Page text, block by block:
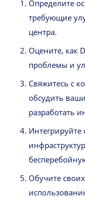
Определите
требующие
центра.
Оцените, как
проблемы и
Свяжитесь с
обсудить
разработать
Интегрируйте
Обучите